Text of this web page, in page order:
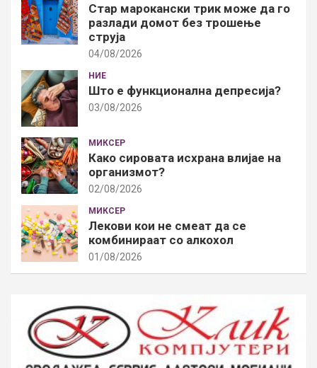
Стар марокански трик може да го
разлади домот без трошење
струја
04/08/2026
НИЕ
Што е функционална депресија?
03/08/2026
МИКСЕР
Како сировата исхрана влијае на
организмот?
02/08/2026
МИКСЕР
Лекови кои не смеат да се
комбинираат со алкохол
01/08/2026